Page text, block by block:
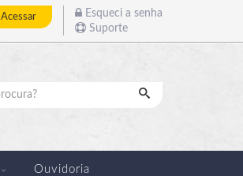
Acessar
Esqueci a senha
Suporte
Ouvidoria